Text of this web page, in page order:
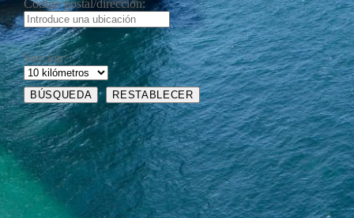
Código postal/dirección:
Sección: